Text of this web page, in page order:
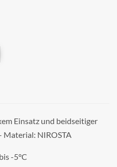
Einsatz und beidseitiger
Material: NIROSTA
-5°C